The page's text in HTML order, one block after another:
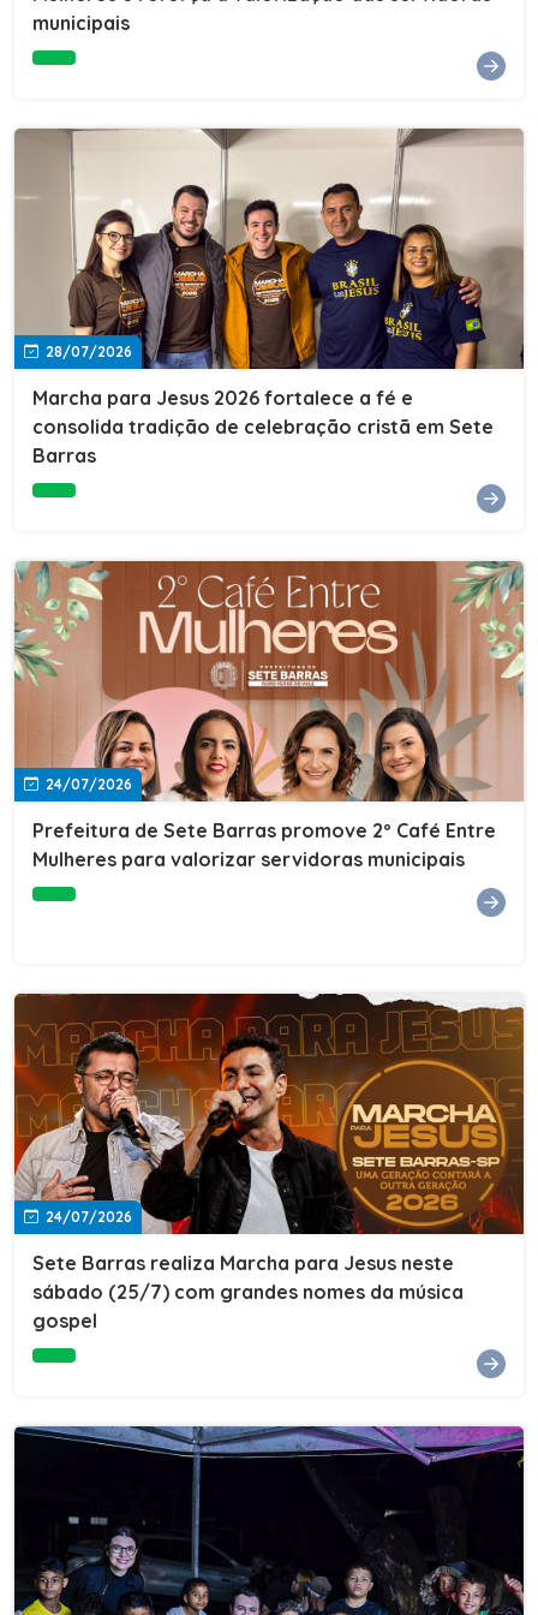
Cultura, Esporte e Lazer, Paulo Thomas, prestigiou os
compromisso da nossa gestão com a inclusão,
oferecendo a jovens e adultos a oportunidade de
concluir seus estudos e construir um futuro melhor.
Cada certificado entregue simboliza esforço,
determinação e a certeza de que investir em educação
é investir no desenvolvimento de Sete Barras."A
Prefeitura de Sete Barras também agradeceu ao SESI,
parceiro fundamental na retomada e ampliação da
Educação de Jovens e Adultos, aos professores, à
equipe da Secretaria Municipal de Educação e a todos
os profissionais que contribuíram para que esse
importante projeto voltasse a transformar a vida de
municipais
28/07/2026
Marcha para Jesus 2026 fortalece a fé e
consolida tradição de celebração cristã em Sete
Barras
24/07/2026
Prefeitura de Sete Barras promove 2º Café Entre
Mulheres para valorizar servidoras municipais
24/07/2026
Sete Barras realiza Marcha para Jesus neste
sábado (25/7) com grandes nomes da música
gospel